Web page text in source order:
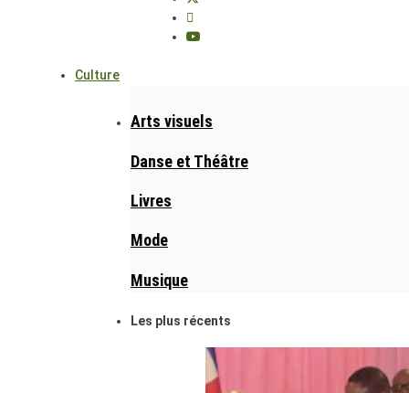
Culture
Arts visuels
Danse et Théâtre
Livres
Mode
Musique
Les plus récents